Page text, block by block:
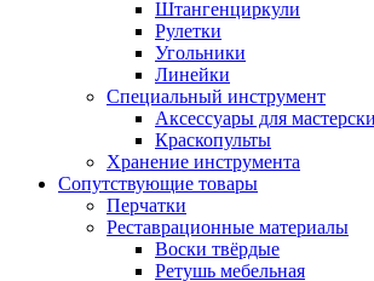
Штангенциркули
Рулетки
Угольники
Линейки
Специальный инструмент
Аксессуары для
Краскопульты
Хранение инструмента
Сопутствующие товары
Перчатки
Реставрационные материалы
Воски твёрдые
Ретушь мебельная